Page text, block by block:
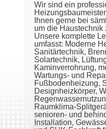
Wir sind ein
Ihnen gerne bei
um die Haustechnik
Unsere komplette
umfasst: Moderne
Sanitärtechnik,
Solartechnik,
Kaminverrohrung,
Wartungs- und
Fußbodenheizung,
Designheizkörper,
Raumklima-
senioren- und
Installation,